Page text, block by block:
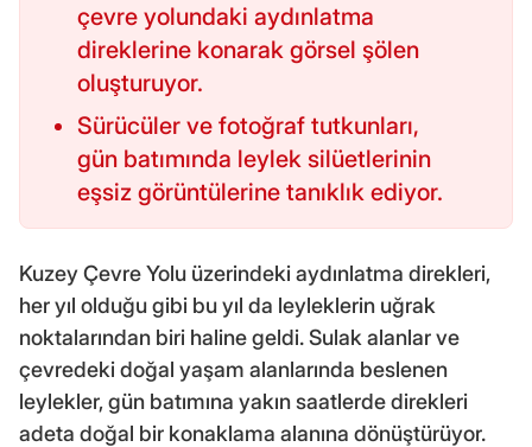
çevre yolundaki aydınlatma
direklerine konarak görsel şölen
oluşturuyor.
Sürücüler ve fotoğraf tutkunları,
gün batımında leylek silüetlerinin
eşsiz görüntülerine tanıklık ediyor.
Kuzey Çevre Yolu üzerindeki aydınlatma direkleri,
her yıl olduğu gibi bu yıl da leyleklerin uğrak
noktalarından biri haline geldi. Sulak alanlar ve
çevredeki doğal yaşam alanlarında beslenen
leylekler, gün batımına yakın saatlerde direkleri
adeta doğal bir konaklama alanına dönüştürüyor.